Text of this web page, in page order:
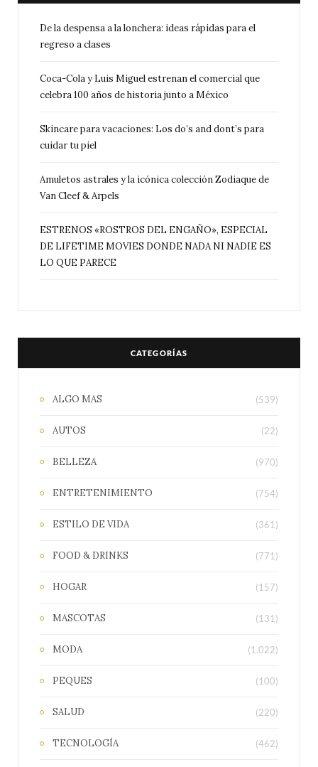
De la despensa a la lonchera: ideas rápidas para el
regreso a clases
Coca-Cola y Luis Miguel estrenan el comercial que
celebra 100 años de historia junto a México
Skincare para vacaciones: Los do’s and dont’s para
cuidar tu piel
Amuletos astrales y la icónica colección Zodiaque de
Van Cleef & Arpels
ESTRENOS «ROSTROS DEL ENGAÑO», ESPECIAL
DE LIFETIME MOVIES DONDE NADA NI NADIE ES
LO QUE PARECE
CATEGORÍAS
ALGO MAS (539)
AUTOS (22)
BELLEZA (970)
ENTRETENIMIENTO (754)
ESTILO DE VIDA (361)
FOOD & DRINKS (771)
HOGAR (157)
MASCOTAS (131)
MODA (1.022)
PEQUES (100)
SALUD (220)
TECNOLOGÍA (462)